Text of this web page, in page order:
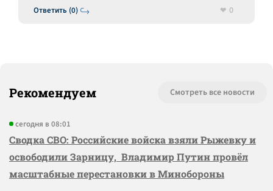
Ответить (0)
0
Рекомендуем Смотреть все новости
сегодня в 08:01
Сводка СВО: Российские войска взяли Рыжевку и
освободили Зарницу, Владимир Путин провёл
масштабные перестановки в Минобороны